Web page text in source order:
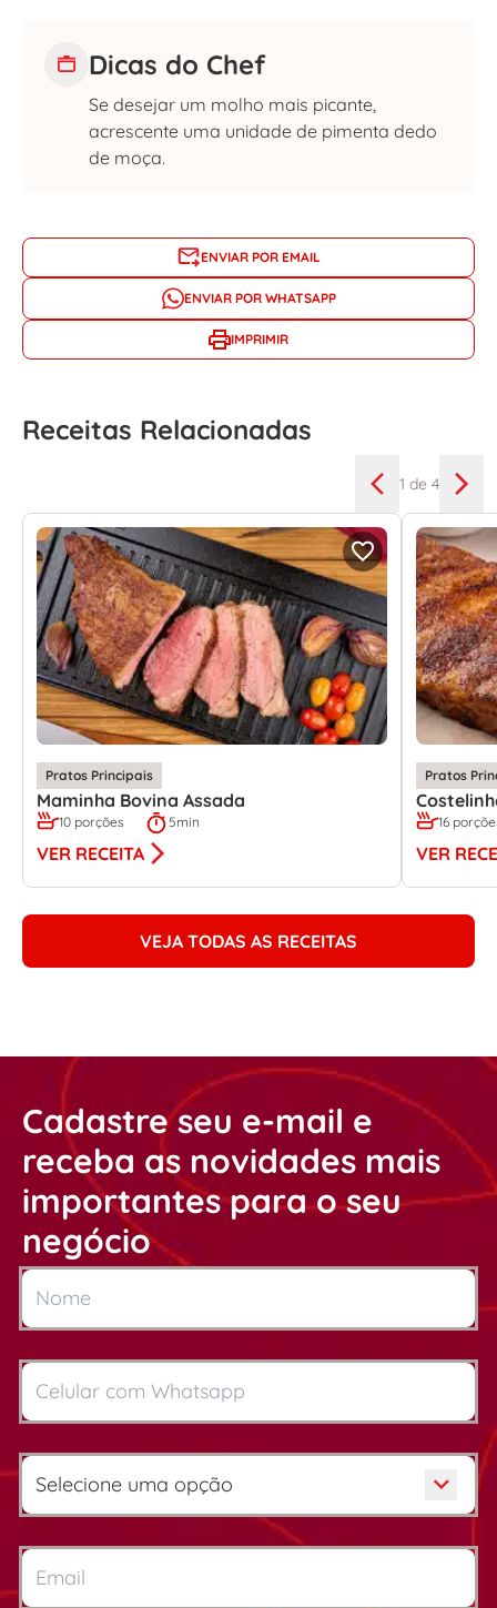
Dicas do Chef
Se desejar um molho mais picante,
acrescente uma unidade de pimenta dedo
de moça.
ENVIAR POR EMAIL
ENVIAR POR WHATSAPP
IMPRIMIR
Receitas Relacionadas
1 de 4
Pratos Principais
Maminha Bovina Assada
10 porções 5min
VER RECEITA
Pratos
16
VER
VEJA TODAS AS RECEITAS
Cadastre seu e-mail e
receba as novidades mais
importantes para o seu
negócio